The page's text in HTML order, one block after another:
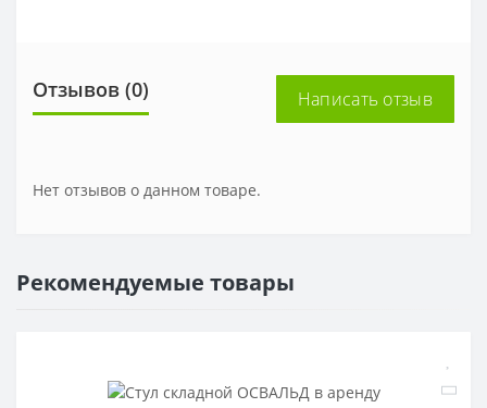
Отзывов (0) Написать отзыв
Нет отзывов о данном товаре.
Рекомендуемые товары